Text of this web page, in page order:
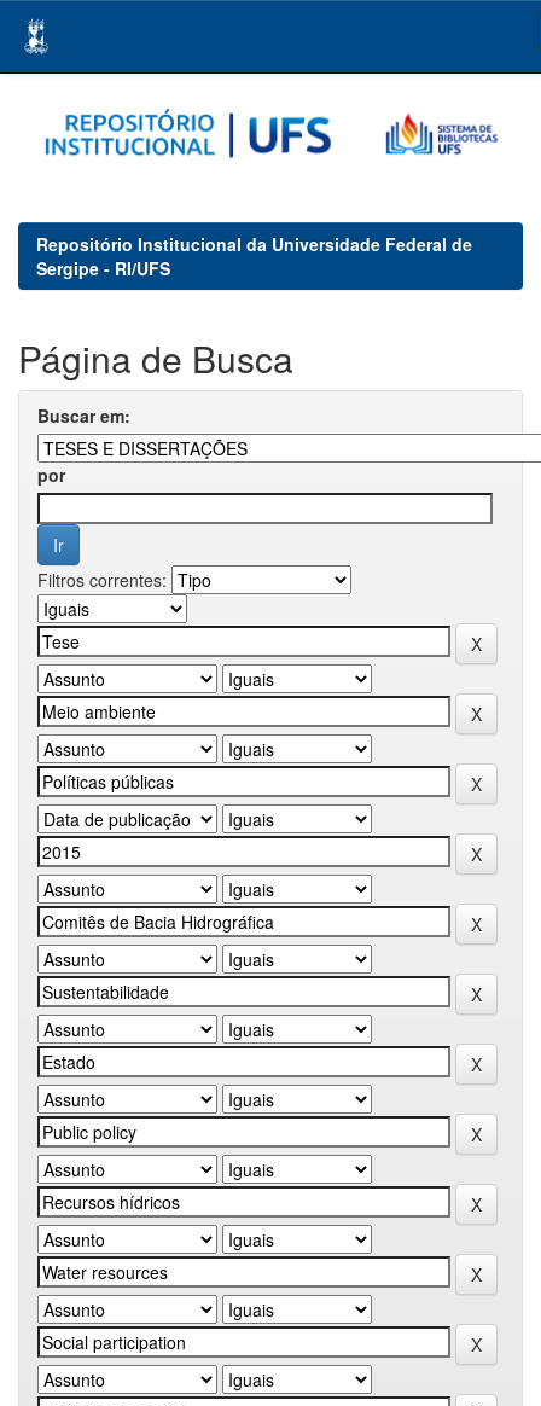
navigation
Repositório Institucional da Universidade Federal de
Sergipe - RI/UFS
Página de Busca
Buscar em:
por
Filtros correntes: